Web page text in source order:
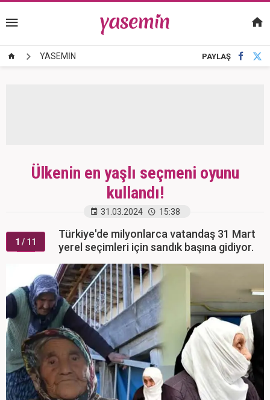
YASEMİN PAYLAŞ
Ülkenin en yaşlı seçmeni oyunu
kullandı!
31.03.2024 15:38
1 / 11
Türkiye'de milyonlarca vatandaş 31 Mart
yerel seçimleri için sandık başına gidiyor.